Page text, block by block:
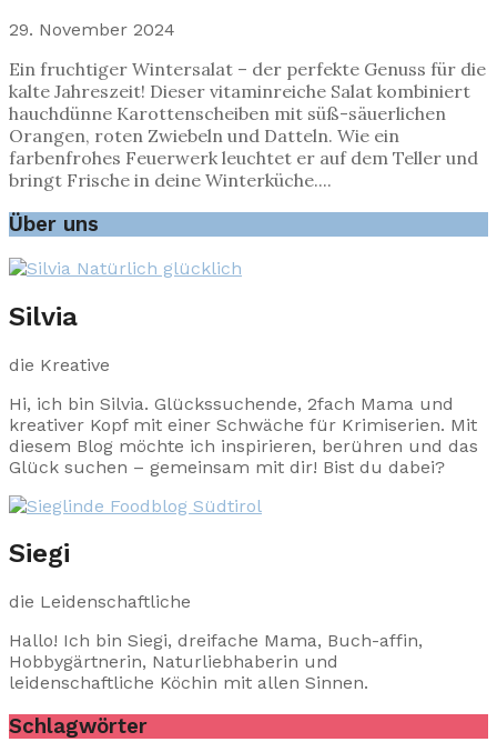
29. November 2024
Ein fruchtiger Wintersalat – der perfekte Genuss für die
kalte Jahreszeit! Dieser vitaminreiche Salat kombiniert
hauchdünne Karottenscheiben mit süß-säuerlichen
Orangen, roten Zwiebeln und Datteln. Wie ein
farbenfrohes Feuerwerk leuchtet er auf dem Teller und
bringt Frische in deine Winterküche....
Über uns
Silvia
die Kreative
Hi, ich bin Silvia. Glückssuchende, 2fach Mama und
kreativer Kopf mit einer Schwäche für Krimiserien. Mit
diesem Blog möchte ich inspirieren, berühren und das
Glück suchen – gemeinsam mit dir! Bist du dabei?
Siegi
die Leidenschaftliche
Hallo! Ich bin Siegi, dreifache Mama, Buch-affin,
Hobbygärtnerin, Naturliebhaberin und
leidenschaftliche Köchin mit allen Sinnen.
Schlagwörter